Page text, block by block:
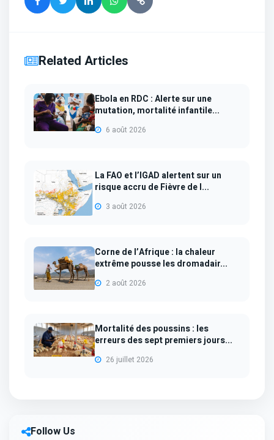
Related Articles
Ebola en RDC : Alerte sur une
mutation, mortalité infantile...
6 août 2026
La FAO et l’IGAD alertent sur un
risque accru de Fièvre de l...
3 août 2026
Corne de l’Afrique : la chaleur
extrême pousse les dromadair...
2 août 2026
Mortalité des poussins : les
erreurs des sept premiers jours...
26 juillet 2026
Follow Us